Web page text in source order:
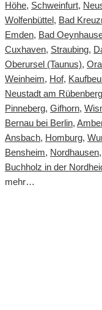
Höhe, Schweinfurt,
Wolfenbüttel , Bad
Emden, Bad
Cuxhaven, Straubing,
Oberursel (Taunus),
Weinheim, Hof,
Neustadt am
Pinneberg, Gifhorn,
Bernau bei Berlin,
Ansbach, Homburg,
Bensheim, Nordhausen,
Buchholz in der
mehr…